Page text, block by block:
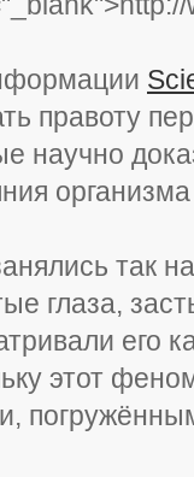
правоту
научно
так
глаза,
его
этот